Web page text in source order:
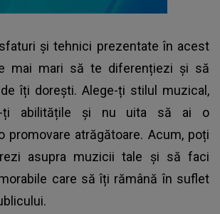
și tehnici prezentate în acest
mai mari să te diferențiezi și să
îți dorești. Alege-ți stilul muzical,
ți abilitățile și nu uita să ai o
promovare atrăgătoare. Acum, poți
asupra muzicii tale și să faci
care să îți rămână în suflet